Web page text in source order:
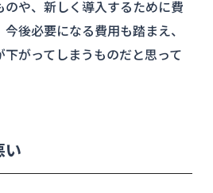
のや、新しく導入するために費
後必要になる費用も踏まえ、
がってしまうものだと思って
い